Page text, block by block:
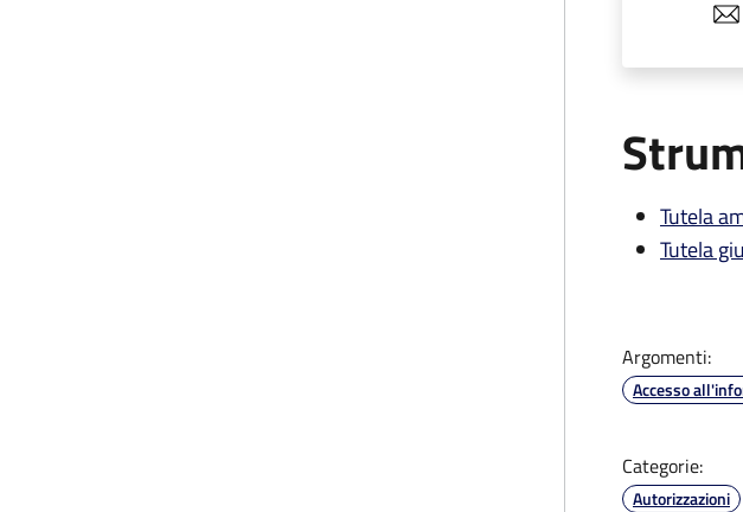
Tutela
Tutela
Argomenti:
Accesso
Categorie:
Autorizzazioni